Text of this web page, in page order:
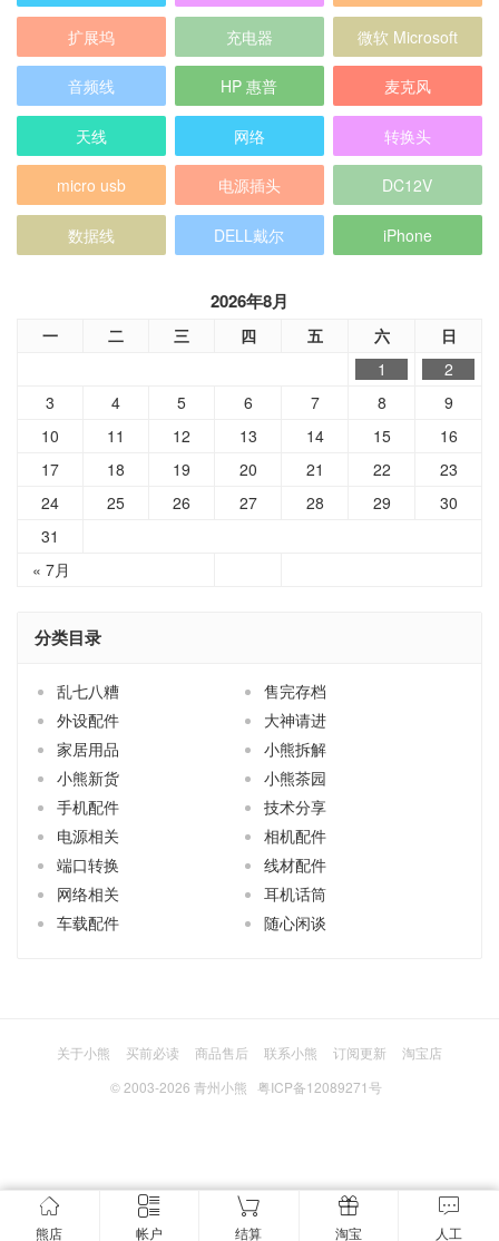
扩展坞 充电器 微软 Microsoft
音频线 HP 惠普 麦克风
天线 网络 转换头
micro usb 电源插头 DC12V
数据线 DELL戴尔 iPhone
2026年8月
一 二 三 四 五 六 日
« 7月
1
2
3
4 5 6 7 8
9
10
11 12 13 14 15
16
17
18 19 20 21 22
23
24
25 26 27 28 29
30
31
分类目录
乱七八糟
售完存档
外设配件
大神请进
家居用品
小熊拆解
小熊新货
小熊茶园
手机配件
技术分享
电源相关
相机配件
端口转换
线材配件
网络相关
耳机话筒
车载配件
随心闲谈
熊店 帐户 结算 淘宝 人工
关于小熊 买前必读 商品售后 联系小熊 订阅更新
淘宝店
© 2003-2026 青州小熊 粤ICP备12089271号